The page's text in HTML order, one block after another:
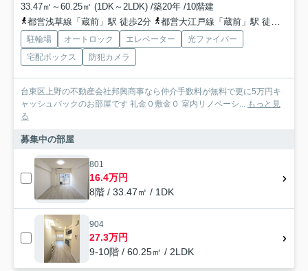
33.47㎡～60.25㎡ (1DK～2LDK) /築20年 /10階建
都営浅草線「蔵前」駅 徒歩2分
都営大江戸線「蔵前」駅 徒歩5分
駐輪場 オートロック エレベーター
光ファイバー
宅配ボックス
防犯カメラ
台東区上野の不動産会社邦興商事なら仲介手数料が無料で更に5万円キ
ャッシュバックのお部屋です 礼金０敷金０ 室内リノベーシ...
もっと見
る
募集中の部屋
801
16.4万円
8階 / 33.47㎡ / 1DK
904
27.3万円
9-10階 / 60.25㎡ / 2LDK